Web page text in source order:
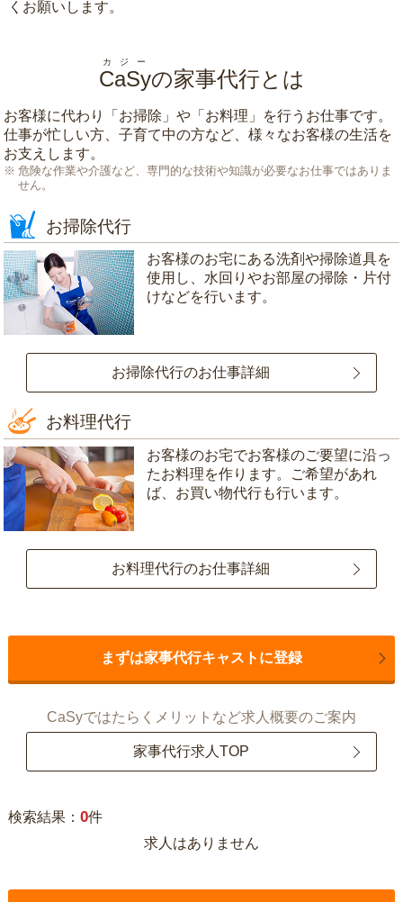
くお願いします。
CaSy
カジー
の家事代行とは
お客様に代わり「 お掃除 」や「 お料理 」を行うお仕事です。
仕事が忙しい方、子育て中の方など、様々なお客様の生活を
お支えします。
危険な作業や介護など、専門的な技術や知識が必要なお仕事ではありま
せん。
お掃除代行
お客様のお宅にある洗剤や掃除道具を
使用し、水回りやお部屋の掃除・片付
けなどを行います。
お掃除代行のお仕事詳細
お料理代行
お客様のお宅でお客様のご要望に沿っ
たお料理を作ります。ご希望があれ
ば、お買い物代行も行います。
お料理代行のお仕事詳細
まずは家事代行キャストに登録
CaSyではたらくメリットなど求人概要のご案内
家事代行求人TOP
検索結果： 0件
求人はありません